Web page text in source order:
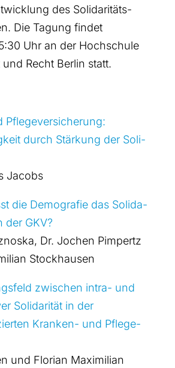
des Soli­da­ri­täts­
Die Tagung fin­det
Uhr an der Hoch­schu­le
Recht Ber­lin statt.
Pfle­ge­ver­si­che­rung:
durch Stär­kung der Soli­
Jacobs
die Demo­gra­fie das Soli­da­
der GKV?
Dr. Jochen Pim­pertz
Stock­hausen
zwi­schen intra- und
Soli­da­ri­tät in der
Kran­ken- und Pfle­ge­
und Flo­ri­an Maxi­mi­li­an